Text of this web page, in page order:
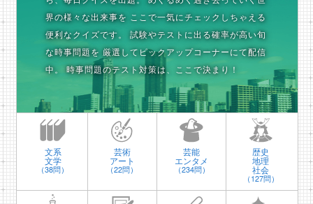
界の様々な出来事を ここで一気にチェックしちゃえる
便利なクイズです。
試験やテストに出る確率が高い旬
な時事問題を 厳選してピックアップコーナーにて配信
中。
時事問題のテスト対策は、ここで決まり！
文系
文学
（38問）
芸術
アート
（22問）
芸能
エンタメ
（234問）
歴史
地理
社会
（127問）